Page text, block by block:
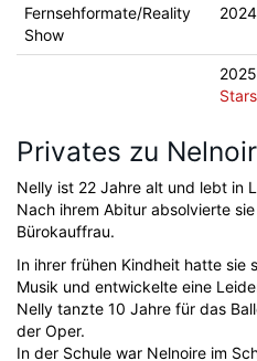
Fernsehformate/Reality
Show
2024
2025
Privates zu
Nelly ist 22 Jahre alt und lebt in
Nach ihrem Abitur absolvierte
Bürokauffrau.
In ihrer frühen Kindheit hatte sie
Musik und entwickelte eine
Nelly tanzte 10 Jahre für das
der Oper.
In der Schule war Nelnoire im